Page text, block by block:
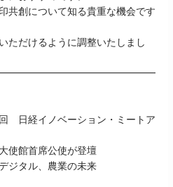
共創について知る貴重な機会です
ただけるように調整いたしまし
日経イノベーション・ミートア
使館首席公使が登壇
ジタル、農業の未来